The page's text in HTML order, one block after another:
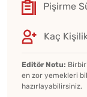
Pişirme
Kaç
Editör Notu:
en zor yemekleri
hazırlayabilirsiniz.